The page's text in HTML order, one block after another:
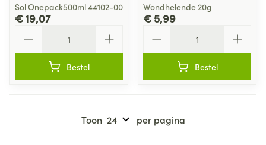
Sol Onepack500ml 44102-00
€ 19,07
Bestel
Wondhelende 20g
€ 5,99
Bestel
Toon per pagina